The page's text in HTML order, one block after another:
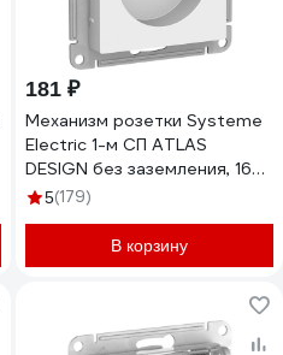
181 ₽
Механизм розетки Systeme
Electric 1-м СП ATLAS
DESIGN без заземления, 16А,
белая ATN000141
5(179)
В корзину